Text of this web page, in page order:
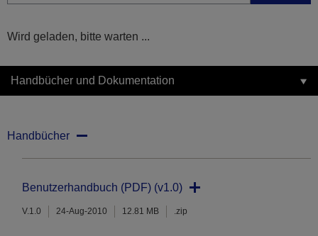
Wird geladen, bitte warten ...
Handbücher und Dokumentation
Handbücher
Benutzerhandbuch (PDF) (v1.0)
V.1.0 24-Aug-2010 12.81 MB .zip